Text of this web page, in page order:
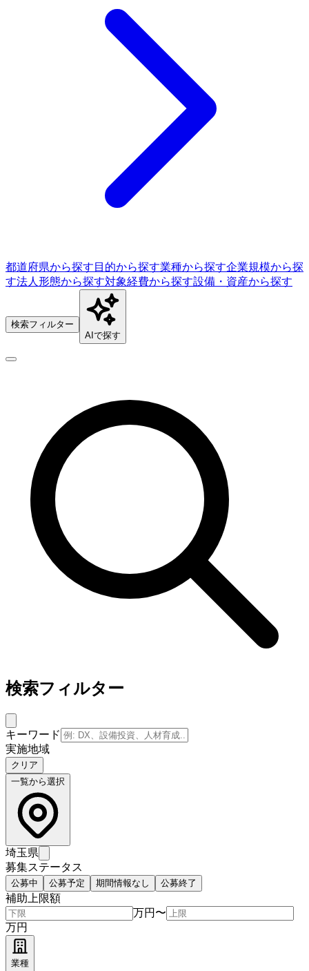
都道府県から探す 目的から探す業種から探す企業規模から探
す法人形態から探す対象経費から探す設備・資産から探す
検索フィルター
AIで探す
検索フィルター
キーワード
実施地域
クリア
一覧から選択
埼玉県
募集ステータス
公募中 公募予定 期間情報なし 公募終了
補助上限額
万円 〜
万円
業種